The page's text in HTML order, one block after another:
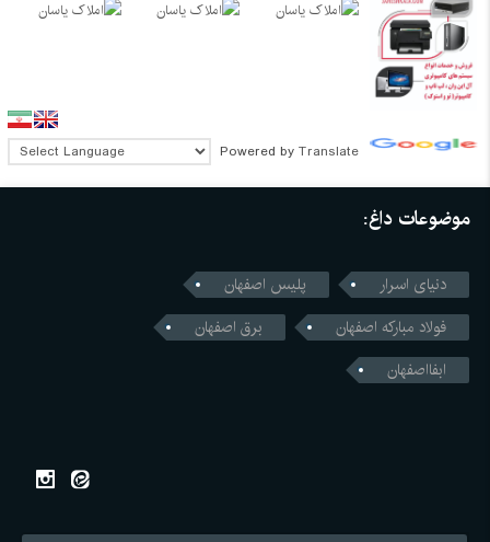
Powered by Translate
موضوعات داغ:
دنیای اسرار
پلیس اصفهان
فولاد مبارکه اصفهان
برق اصفهان
ابفااصفهان